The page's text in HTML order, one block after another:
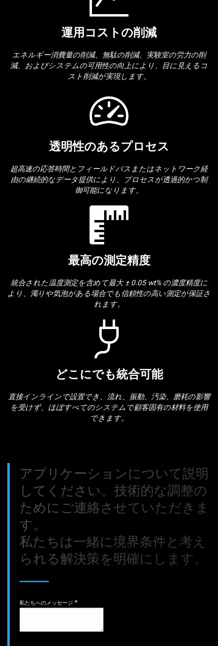
運用コストの削減
エネルギー消費量の削減、無駄の削減、実験室の労力の削
減、およびシステムの可用性の向上により、目に見えるコ
スト削減が実現します。
透明性のあるプロセス
超高速の応答時間とフィールドバスまたはネットワーク経
由の継続的なデータ提供により、プロセスが透過的かつ制
御可能になります。
最高の測定精度
統合された温度測定を含めて最大 ± 0.05 wt% の濃度精度に
より、濁りや気泡がある場合でも信頼性の高い測定が保証さ
れます。
どこにでも統合可能
直接インラインで設置でき、流れ、振動、汚染、磨耗の影響
を受けず、ほぼすべてのシステムで顧客固有の材料を使用
できます。
アプリケーションについて説明
してください。技術的な調整の
ためにご連絡させていただきま
す。
私たちは一緒に境界条件と考え
られる解決策を明確にします。
私たちへのメッセージ *